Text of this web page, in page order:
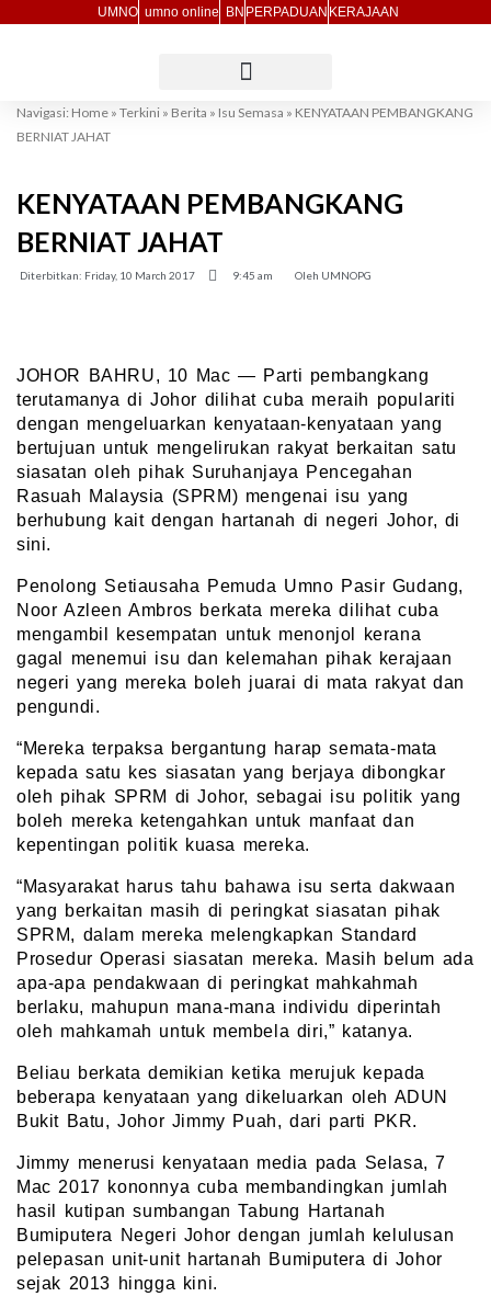
UMNO umno online BN PERPADUAN KERAJAAN
Navigasi: Home » Terkini » Berita » Isu Semasa » KENYATAAN PEMBANGKANG
BERNIAT JAHAT
KENYATAAN PEMBANGKANG
BERNIAT JAHAT
Diterbitkan: Friday, 10 March 2017 9:45 am Oleh UMNOPG
JOHOR BAHRU, 10 Mac — Parti pembangkang
terutamanya di Johor dilihat cuba meraih populariti
dengan mengeluarkan kenyataan-kenyataan yang
bertujuan untuk mengelirukan rakyat berkaitan satu
siasatan oleh pihak Suruhanjaya Pencegahan
Rasuah Malaysia (SPRM) mengenai isu yang
berhubung kait dengan hartanah di negeri Johor, di
sini.
Penolong Setiausaha Pemuda Umno Pasir Gudang,
Noor Azleen Ambros berkata mereka dilihat cuba
mengambil kesempatan untuk menonjol kerana
gagal menemui isu dan kelemahan pihak kerajaan
negeri yang mereka boleh juarai di mata rakyat dan
pengundi.
“Mereka terpaksa bergantung harap semata-mata
kepada satu kes siasatan yang berjaya dibongkar
oleh pihak SPRM di Johor, sebagai isu politik yang
boleh mereka ketengahkan untuk manfaat dan
kepentingan politik kuasa mereka.
“Masyarakat harus tahu bahawa isu serta dakwaan
yang berkaitan masih di peringkat siasatan pihak
SPRM, dalam mereka melengkapkan Standard
Prosedur Operasi siasatan mereka. Masih belum ada
apa-apa pendakwaan di peringkat mahkahmah
berlaku, mahupun mana-mana individu diperintah
oleh mahkamah untuk membela diri,” katanya.
Beliau berkata demikian ketika merujuk kepada
beberapa kenyataan yang dikeluarkan oleh ADUN
Bukit Batu, Johor Jimmy Puah, dari parti PKR.
Jimmy menerusi kenyataan media pada Selasa, 7
Mac 2017 kononnya cuba membandingkan jumlah
hasil kutipan sumbangan Tabung Hartanah
Bumiputera Negeri Johor dengan jumlah kelulusan
pelepasan unit-unit hartanah Bumiputera di Johor
sejak 2013 hingga kini.